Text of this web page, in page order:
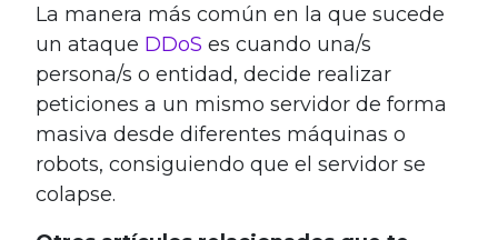
La manera más común en la que sucede
un ataque DDoS es cuando una/s
persona/s o entidad, decide realizar
peticiones a un mismo servidor de forma
masiva desde diferentes máquinas o
robots, consiguiendo que el servidor se
colapse.